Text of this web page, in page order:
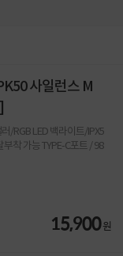
사일런스 M
/RGB LED 백라이트/IPX5
착 가능 TYPE-C포트 / 98
15,900원